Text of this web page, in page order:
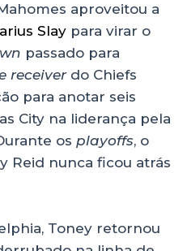
aproveitou a
Slay para virar o
passado para
receiverdo Chiefs
para anotar seis
City na liderança pela
os playoffs, o
Reid nunca ficou atrás
Toney retornou